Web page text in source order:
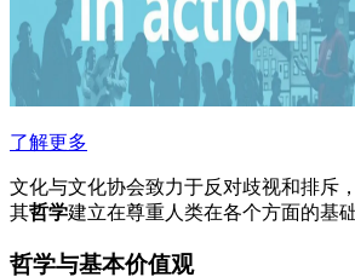
了解更多
文化与文化协会致力于反对歧视和排斥
其哲学建立在尊重人类在各个方面的基础
哲学与基本价值观